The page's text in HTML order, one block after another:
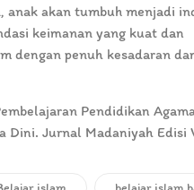
anak akan tumbuh menjadi
keimanan yang kuat dan
dengan penuh kesadaran
Pendidikan
Dini. Jurnal Madaniyah Edisi